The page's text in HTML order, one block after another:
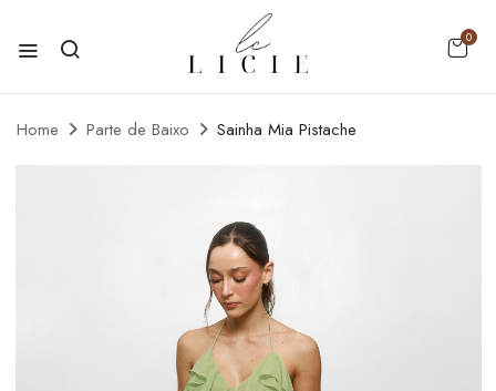
0
Home Parte de Baixo Sainha Mia Pistache